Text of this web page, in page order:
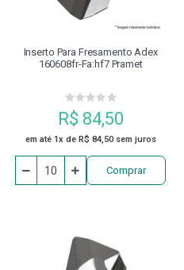
Inserto Para Fresamento Adex
160608fr-Fa:hf7 Pramet
R$ 84,50
em até 1x de R$ 84,50 sem juros
Comprar